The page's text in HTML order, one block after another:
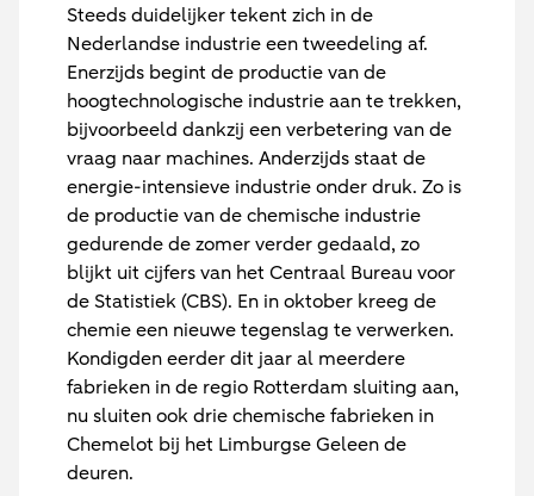
Steeds duidelijker tekent zich in de
Nederlandse industrie een tweedeling af.
Enerzijds begint de productie van de
hoogtechnologische industrie aan te trekken,
bijvoorbeeld dankzij een verbetering van de
vraag naar machines. Anderzijds staat de
energie-intensieve industrie onder druk. Zo is
de productie van de chemische industrie
gedurende de zomer verder gedaald, zo
blijkt uit cijfers van het Centraal Bureau voor
de Statistiek (CBS). En in oktober kreeg de
chemie een nieuwe tegenslag te verwerken.
Kondigden eerder dit jaar al meerdere
fabrieken in de regio Rotterdam sluiting aan,
nu sluiten ook drie chemische fabrieken in
Chemelot bij het Limburgse Geleen de
deuren.